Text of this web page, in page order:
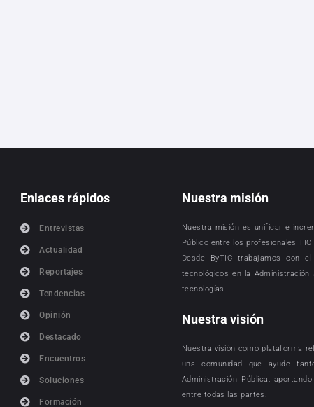
Enlaces rápidos
Entrevistas
Actualidad
Reportajes
Tendencias
Opinión
Destacado
Encuentros
Soluciones
Formación
Nuestra misión
Nuestra misión es unificar e
Público entre los profesionales TIC
Desde ByTIC trabajamos con
tecnológicos en la
tecnologías.
Nuestra visión
Nuestra visión como plataforma
una comunidad que ayude
Administración Pública,
entre todas las partes.